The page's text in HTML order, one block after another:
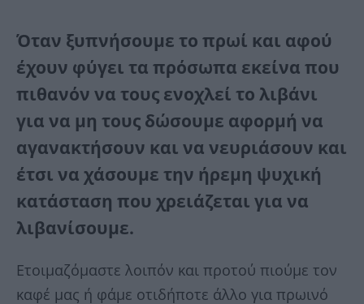
Όταν ξυπνήσουμε το πρωί και αφού
έχουν φύγει τα πρόσωπα εκείνα που
πιθανόν να τους ενοχλεί το λιβάνι
για να μη τους δώσουμε αφορμή να
αγανακτήσουν και να νευριάσουν και
έτσι να χάσουμε την ήρεμη ψυχική
κατάσταση που χρειάζεται για να
λιβανίσουμε.
Ετοιμαζόμαστε λοιπόν και προτού πιούμε τον
καφέ μας ή φάμε οτιδήποτε άλλο για πρωινό